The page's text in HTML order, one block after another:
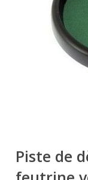
Piste de